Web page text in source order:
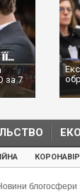
за 7
блогосфери